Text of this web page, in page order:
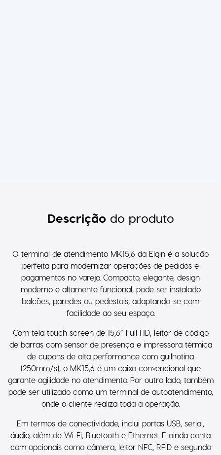
Descriçãodo produto
O terminal de atendimento MK15,6 da Elgin é a solução
perfeita para modernizar operações de pedidos e
pagamentos no varejo. Compacto, elegante, design
moderno e altamente funcional, pode ser instalado
balcões, paredes ou pedestais, adaptando-se com
facilidade ao seu espaço.
Com tela touch screen de 15,6” Full HD, leitor de código
de barras com sensor de presença e impressora térmica
de cupons de alta performance com guilhotina
(250mm/s), o MK15,6 é um caixa convencional que
garante agilidade no atendimento. Por outro lado, também
pode ser utilizado como um terminal de autoatendimento,
onde o cliente realiza toda a operação.
Em termos de conectividade, inclui portas USB, serial,
áudio, além de Wi-Fi, Bluetooth e Ethernet. E ainda conta